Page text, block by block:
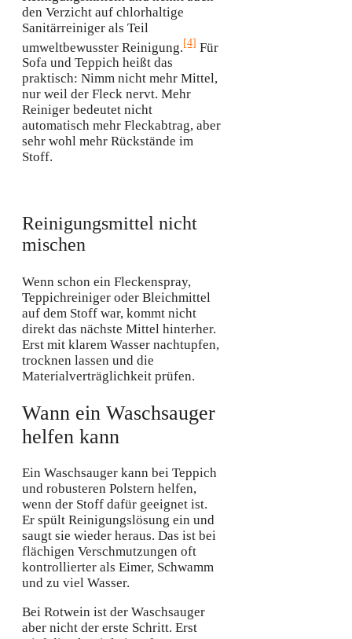
den Verzicht auf chlorhaltige
Sanitärreiniger als Teil
umweltbewusster Reinigung.[4] Für
Sofa und Teppich heißt das
praktisch: Nimm nicht mehr Mittel,
nur weil der Fleck nervt. Mehr
Reiniger bedeutet nicht
automatisch mehr Fleckabtrag, aber
sehr wohl mehr Rückstände im
Stoff.
Reinigungsmittel nicht
mischen
Wenn schon ein Fleckenspray,
Teppichreiniger oder Bleichmittel
auf dem Stoff war, kommt nicht
direkt das nächste Mittel hinterher.
Erst mit klarem Wasser nachtupfen,
trocknen lassen und die
Materialverträglichkeit prüfen.
Wann ein Waschsauger
helfen kann
Ein Waschsauger kann bei Teppich
und robusteren Polstern helfen,
wenn der Stoff dafür geeignet ist.
Er spült Reinigungslösung ein und
saugt sie wieder heraus. Das ist bei
flächigen Verschmutzungen oft
kontrollierter als Eimer, Schwamm
und zu viel Wasser.
Bei Rotwein ist der Waschsauger
aber nicht der erste Schritt. Erst